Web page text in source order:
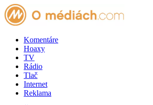
Komentáre
Hoaxy
TV
Rádio
Tlač
Internet
Reklama